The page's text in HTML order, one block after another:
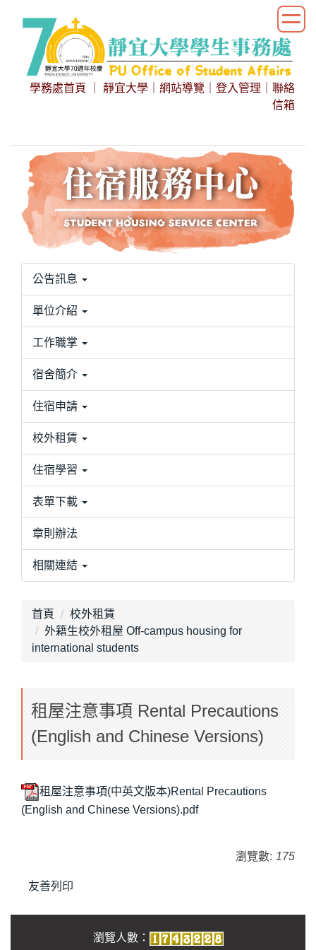
學務處首頁 靜宜大學 網站導覽 登入管理
聯絡
信箱
公告訊息
單位介紹
工作職掌
宿舍簡介
住宿申請
校外租賃
住宿學習
表單下載
章則辦法
相關連結
首頁
校外租賃
外籍生校外租屋 Off-campus housing for
international students
租屋注意事項 Rental Precautions
(English and Chinese Versions)
租屋注意事項(中英文版本)Rental Precautions
(English and Chinese Versions).pdf
瀏覽數: 175
友善列印
瀏覽人數：